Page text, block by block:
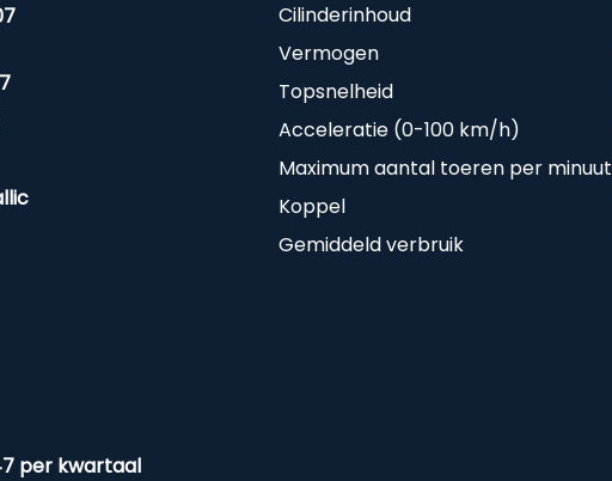
per kwartaal
Cilinderinhoud
Vermogen
Topsnelheid
Acceleratie (0-100 km/h)
Maximum aantal toeren per minuut
Koppel
Gemiddeld verbruik